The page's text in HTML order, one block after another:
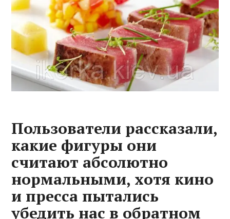
Пользователи рассказали,
какие фигуры они
считают абсолютно
нормальными, хотя кино
и пресса пытались
убедить нас в обратном